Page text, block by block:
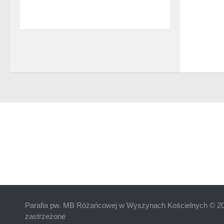
Parafia pw. MB Różańcowej w Wyszynach Kościelnych ©
zastrzeżone